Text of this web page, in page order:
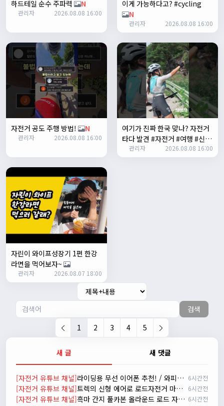
새 글 새 댓글
[자전거 유튜브 채널] 라이딩용 무선 이어폰 추천! / 와피크 RS3 리뷰 6시간전
[자전거 유튜브 채널] 트렉의 신형 에어로 로드자전거 마돈 SLR 9 실물 리뷰 6시간전
[자전거 유튜브 채널] 흑마 간지 풀카본 올라운드 로드 자전거 가성비 2021 메리다 스컬트라 4000/105구동계 유압식 디스크 브레이크 6시간전
좌측 로고(메인 대문) 누르면 홈으로 이동할때 왼쪽으로 가서
눌러야 해서 불편하네요. 가운데에 있거나 빈공간을 눌러도
메인으로 이동하게 해주실수 있나요>?
관리자 16:50:47
한번 확인해보겠습니다 :)
2/8/2025
명신이10:43:01
너무 추워요
2/10/2025
부두게이 BRBR09:54:20
잔차나라 화이팅!!
관리자 10:15:31
감사합니다 파이팅!!!!
2/14/2025
서준22:03:11
저 첫 로드로 힉스 바버비 살려하는데 괜찮나요?
2/16/2025
자출조아15:14:23
시즌온 하신 분들 모두 안라하세요~~
시즌온이랑 안라가 몬가요?
진우01:50:08
시즌온은 시즌이 시작됬다는거고 안라는 안전한 라이딩으로
자출조아
2/20/2025
시즌이 곧 다가오네요 ^^ 모두 안전한 라이딩 하시기 바랍니
다
2/22/2025
자출조아18:44:23
넵!! 잔차나라도 시즌온과 함께 바쁜 하루하루 보내세요~~
하드테일 순수 주파력 N
관리자 2026.08.08 16:00
이게 가능하다고? #cycling
N
관리자 2026.08.08 16:00
자전거 공도 주행 방법! N
관리자 2026.08.08 16:00
여기가 진짜 한국 맞나? 자전거
타다 발견 #자전거 #여행 #신기
한곳
N
관리자 2026.08.08 16:00
자린이 와이프성장기 1편 한강
라면을 먹어보자~
관리자 2026.08.07 18:00
검색
1
2 3 4 5